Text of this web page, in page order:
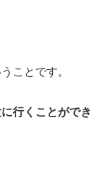
ことです。
行くことができ